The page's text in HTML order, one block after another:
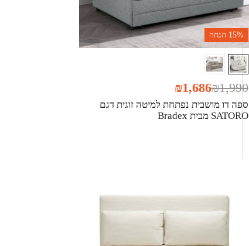
15% הנחה
ספה דו מושבית נפתחת למיטה זוגית דגם
SATORO מבית Bradex
₪1,990
₪1,686